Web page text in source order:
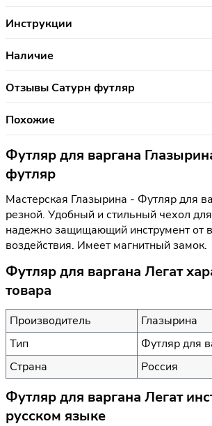
Инструкции
Наличие
Отзывы Сатурн футляр
Похожие
Футляр для варгана
футляр
Мастерская Глазырина - Футляр для
резной. Удобный и стильный чехол
надежно защищающий инструмент от
воздействия. Имеет магнитный замок.
Футляр для варгана Легат
товара
Производитель
Глазырина
Тип
Футляр для
Страна
Россия
Футляр для варгана Легат
русском языке